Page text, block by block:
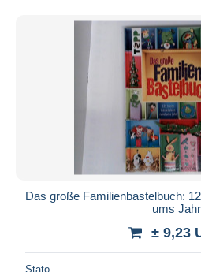
Das große Familienbastelbuch:
ums Jahr
± 9,23
Stato